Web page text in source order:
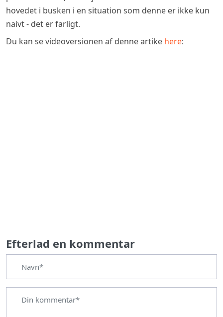
hovedet i busken i en situation som denne er ikke kun
naivt - det er farligt.
Du kan se videoversionen af denne artike here:
Efterlad en kommentar